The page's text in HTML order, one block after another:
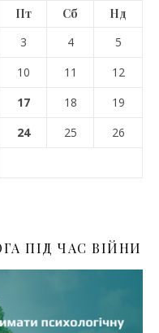
Пт Сб
Нд
3 4
5
10 11
12
17 18
19
24 25
26
ПІД ЧАС ВІЙНИ